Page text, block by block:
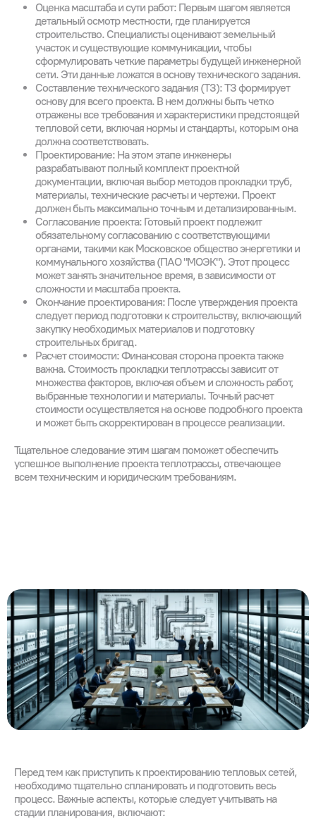
Оценка масштаба и сути работ: Первым шагом является
детальный осмотр местности, где планируется
строительство. Специалисты оценивают земельный
участок и существующие коммуникации, чтобы
сформулировать четкие параметры будущей инженерной
сети. Эти данные ложатся в основу технического задания.
Составление технического задания (ТЗ): ТЗ формирует
основу для всего проекта. В нем должны быть четко
отражены все требования и характеристики предстоящей
тепловой сети, включая нормы и стандарты, которым она
должна соответствовать.
Проектирование: На этом этапе инженеры
разрабатывают полный комплект проектной
документации, включая выбор методов прокладки труб,
материалы, технические расчеты и чертежи. Проект
должен быть максимально точным и детализированным.
Согласование проекта: Готовый проект подлежит
обязательному согласованию с соответствующими
органами, такими как Московское общество энергетики и
коммунального хозяйства (ПАО "МОЭК"). Этот процесс
может занять значительное время, в зависимости от
сложности и масштаба проекта.
Окончание проектирования: После утверждения проекта
следует период подготовки к строительству, включающий
закупку необходимых материалов и подготовку
строительных бригад.
Расчет стоимости: Финансовая сторона проекта также
важна. Стоимость прокладки теплотрассы зависит от
множества факторов, включая объем и сложность работ,
выбранные технологии и материалы. Точный расчет
стоимости осуществляется на основе подробного проекта
и может быть скорректирован в процессе реализации.
Тщательное следование этим шагам поможет обеспечить
успешное выполнение проекта теплотрассы, отвечающее
всем техническим и юридическим требованиям.
Перед тем как приступить к проектированию тепловых сетей,
необходимо тщательно спланировать и подготовить весь
процесс. Важные аспекты, которые следует учитывать на
стадии планирования, включают: